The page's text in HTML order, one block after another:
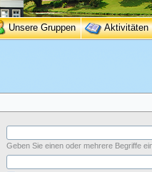
Unsere Gruppen Aktivitäten
Geben Sie einen oder mehrere Begriffe